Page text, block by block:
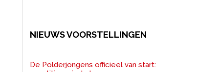
NIEUWS VOORSTELLINGEN
De Polderjongens officieel van start: